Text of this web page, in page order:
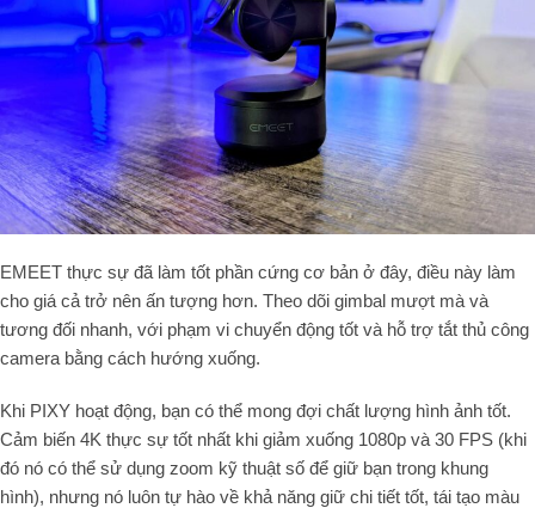
EMEET thực sự đã làm tốt phần cứng cơ bản ở đây, điều này làm
cho giá cả trở nên ấn tượng hơn. Theo dõi gimbal mượt mà và
tương đối nhanh, với phạm vi chuyển động tốt và hỗ trợ tắt thủ công
camera bằng cách hướng xuống.
Khi PIXY hoạt động, bạn có thể mong đợi chất lượng hình ảnh tốt.
Cảm biến 4K thực sự tốt nhất khi giảm xuống 1080p và 30 FPS (khi
đó nó có thể sử dụng zoom kỹ thuật số để giữ bạn trong khung
hình), nhưng nó luôn tự hào về khả năng giữ chi tiết tốt, tái tạo màu